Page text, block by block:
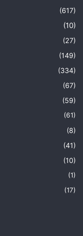
(617)
(10)
(27)
(149)
(334)
(67)
(59)
(61)
(8)
(41)
(10)
(1)
(17)